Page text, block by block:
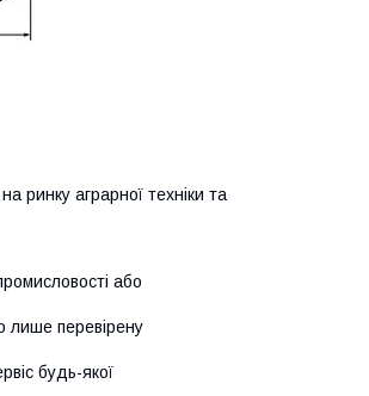
ринку аграрної техніки та
або
лише перевірену
будь-якої